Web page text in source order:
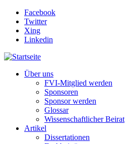
Direkt zum Inhalt
Facebook
Twitter
Xing
Linkedin
Über uns
FVI-Mitglied werden
Sponsoren
Sponsor werden
Glossar
Wissenschaftlicher Beirat
Artikel
Dissertationen